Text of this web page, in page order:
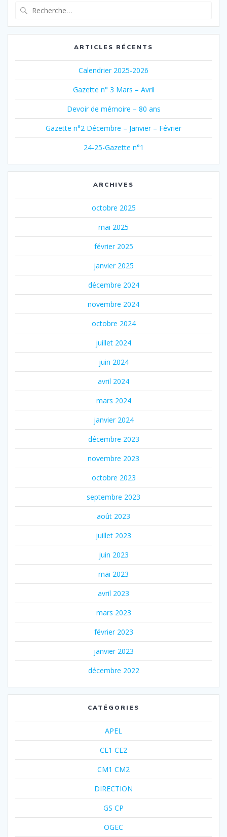
:
ARTICLES RÉCENTS
Calendrier 2025-2026
Gazette n° 3 Mars – Avril
Devoir de mémoire – 80 ans
Gazette n°2 Décembre – Janvier – Février
24-25-Gazette n°1
ARCHIVES
octobre 2025
mai 2025
février 2025
janvier 2025
décembre 2024
novembre 2024
octobre 2024
juillet 2024
juin 2024
avril 2024
mars 2024
janvier 2024
décembre 2023
novembre 2023
octobre 2023
septembre 2023
août 2023
juillet 2023
juin 2023
mai 2023
avril 2023
mars 2023
février 2023
janvier 2023
décembre 2022
CATÉGORIES
APEL
CE1 CE2
CM1 CM2
DIRECTION
GS CP
OGEC